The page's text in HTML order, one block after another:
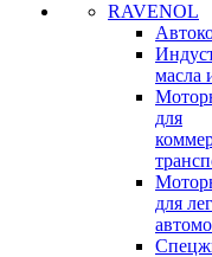
RAVENOL
масла
для
для